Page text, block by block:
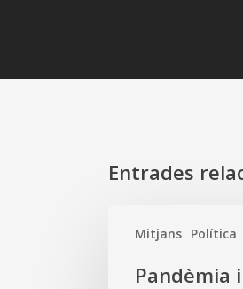
Entrades
Mitjans Política
Pandèmia